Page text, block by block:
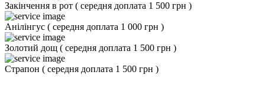
Закінчення в рот ( середня доплата 1 500 грн )
Анілінгус ( середня доплата 1 000 грн )
Золотий дощ ( середня доплата 1 500 грн )
Страпон ( середня доплата 1 500 грн )